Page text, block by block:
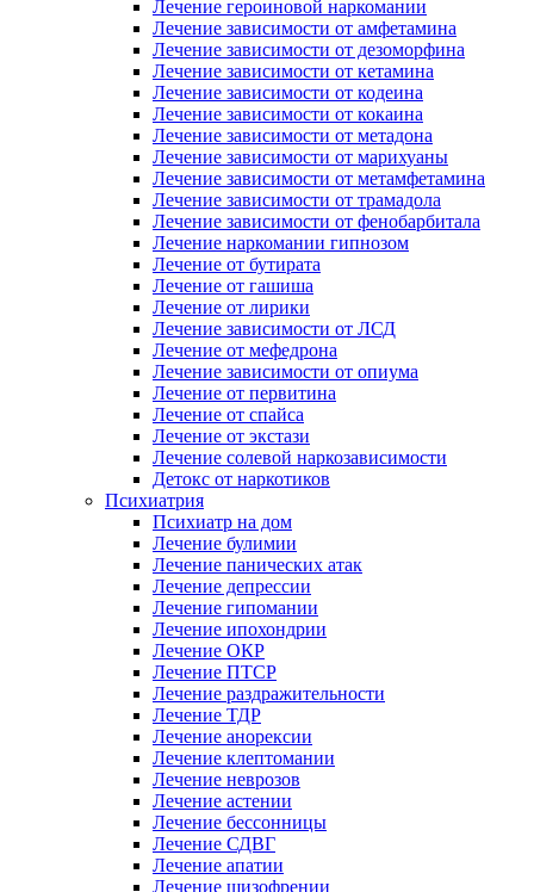
Лечение героиновой наркомании
Лечение зависимости от амфетамина
Лечение зависимости от дезоморфина
Лечение зависимости от кетамина
Лечение зависимости от кодеина
Лечение зависимости от кокаина
Лечение зависимости от метадона
Лечение зависимости от марихуаны
Лечение зависимости от метамфетамина
Лечение зависимости от трамадола
Лечение зависимости от фенобарбитала
Лечение наркомании гипнозом
Лечение от бутирата
Лечение от гашиша
Лечение от лирики
Лечение зависимости от ЛСД
Лечение от мефедрона
Лечение зависимости от опиума
Лечение от первитина
Лечение от спайса
Лечение от экстази
Лечение солевой наркозависимости
Детокс от наркотиков
Психиатрия
Психиатр на дом
Лечение булимии
Лечение панических атак
Лечение депрессии
Лечение гипомании
Лечение ипохондрии
Лечение ОКР
Лечение ПТСР
Лечение раздражительности
Лечение ТДР
Лечение анорексии
Лечение клептомании
Лечение неврозов
Лечение астении
Лечение бессонницы
Лечение СДВГ
Лечение апатии
Лечение шизофрении